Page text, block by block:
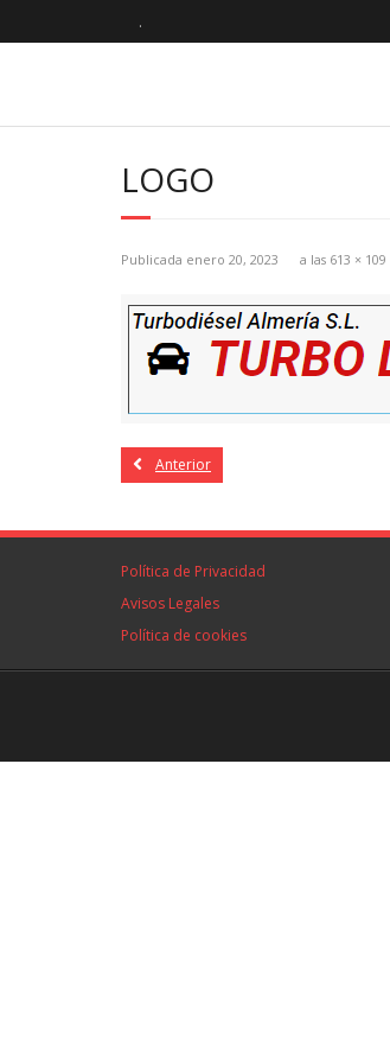
.
LOGO
Publicada enero 20, 2023 a las 613 × 109
Anterior
Política de Privacidad
Avisos Legales
Política de cookies